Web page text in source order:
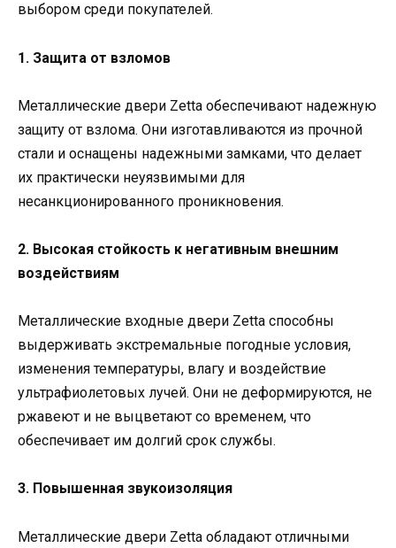
выбором среди покупателей.
1. Защита от взломов
Металлические двери Zetta обеспечивают надежную
защиту от взлома. Они изготавливаются из прочной
стали и оснащены надежными замками, что делает
их практически неуязвимыми для
несанкционированного проникновения.
2. Высокая стойкость к негативным внешним
воздействиям
Металлические входные двери Zetta способны
выдерживать экстремальные погодные условия,
изменения температуры, влагу и воздействие
ультрафиолетовых лучей. Они не деформируются, не
ржавеют и не выцветают со временем, что
обеспечивает им долгий срок службы.
3. Повышенная звукоизоляция
Металлические двери Zetta обладают отличными